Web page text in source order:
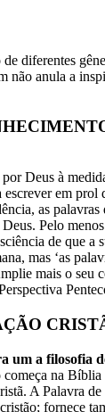
diferentes
não anula a
Deus à
escrever em prol
as palavras
Pelo
de que a
mas ‘as
mais o seu
um a filosofia
na Bíblia
A Palavra
fornece